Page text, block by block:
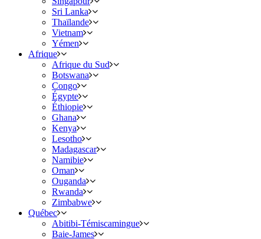
Sri Lanka
Thaïlande
Vietnam
Yémen
Afrique
Afrique du Sud
Botswana
Congo
Égypte
Éthiopie
Ghana
Kenya
Lesotho
Madagascar
Namibie
Oman
Ouganda
Rwanda
Zimbabwe
Québec
Abitibi-Témiscamingue
Baie-James